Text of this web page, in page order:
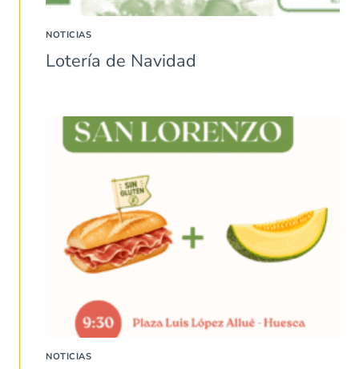
NOTICIAS
Lotería de Navidad
NOTICIAS